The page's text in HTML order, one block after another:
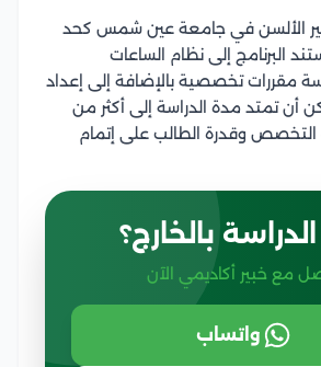
الألسن في جامعة عين شمس كحد
سنة يستند البرنامج إلى نظام الساعات
مقررات تخصصية بالإضافة إلى إعداد
أن تمتد مدة الدراسة إلى أكثر من
وقدرة الطالب على إتمام
بالخارج؟
مع خبير أكاديمي الآن
واتساب